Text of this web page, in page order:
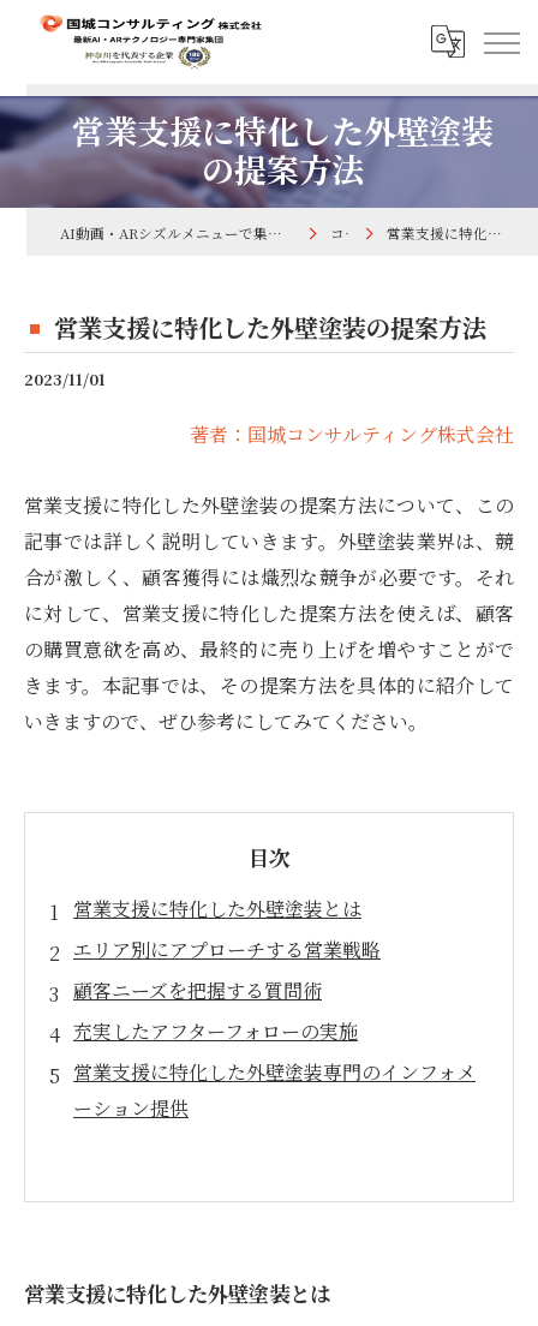
営業支援に特化した外壁塗装
の提案方法
AI動画・ARシズルメニューで集客するなら国城コンサルティング株式会社 コラム 営業支援に特化した外壁塗装の提案方法
営業支援に特化した外壁塗装の提案方法
2023/11/01
著者：国城コンサルティング株式会社
営業支援に特化した外壁塗装の提案方法について、この
記事では詳しく説明していきます。外壁塗装業界は、競
合が激しく、顧客獲得には熾烈な競争が必要です。それ
に対して、営業支援に特化した提案方法を使えば、顧客
の購買意欲を高め、最終的に売り上げを増やすことがで
きます。本記事では、その提案方法を具体的に紹介して
いきますので、ぜひ参考にしてみてください。
目次
営業支援に特化した外壁塗装とは
エリア別にアプローチする営業戦略
顧客ニーズを把握する質問術
充実したアフターフォローの実施
営業支援に特化した外壁塗装専門のインフォメ
ーション提供
営業支援に特化した外壁塗装とは